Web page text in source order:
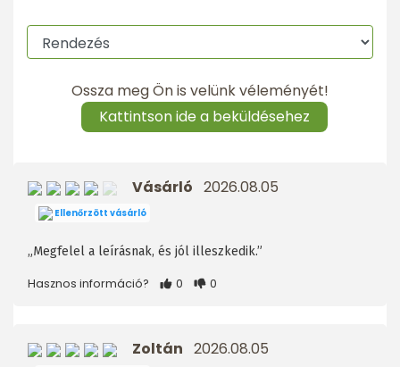
Ossza meg Ön is velünk véleményét!
Kattintson ide a beküldésehez
Vásárló 2026.08.05
Ellenőrzött vásárló
„Megfelel a leírásnak, és jól illeszkedik.”
Hasznos információ? 0 0
Zoltán 2026.08.05